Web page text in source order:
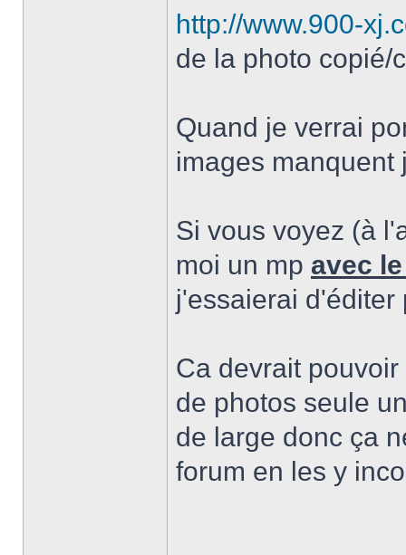
http://www.900-
de la photo copié/
Quand je verrai
images manquent
Si vous voyez (à
moi un mp avec
j'essaierai d'éditer
Ca devrait
de photos seule
de large donc ça
forum en les y